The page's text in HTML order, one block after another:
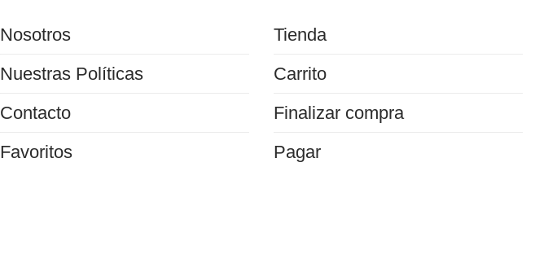
Nosotros
Nuestras Políticas
Contacto
Favoritos
Tienda
Carrito
Finalizar compra
Pagar